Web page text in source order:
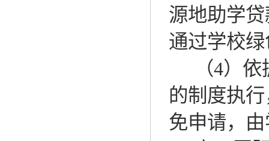
源地助学
通过学校
（4）依
的制度执
免申请，